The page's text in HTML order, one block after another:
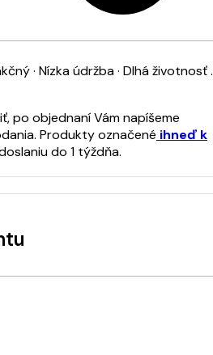
· Nízka údržba · Dlhá životnosť .
po objednaní Vám napíšeme
Produkty označené ihneď k
do 1 týždňa.